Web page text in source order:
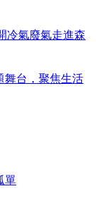
冷氣廢氣走進森
舞台，聚焦生活
單